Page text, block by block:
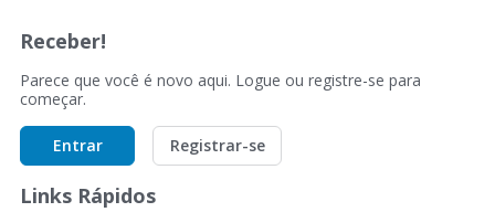
Receber!
Parece que você é novo aqui. Logue ou registre-se para
começar.
Entrar Registrar-se
Links Rápidos